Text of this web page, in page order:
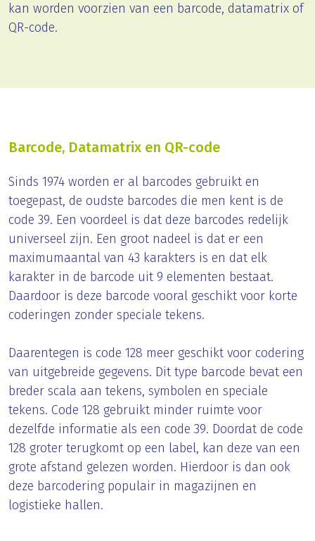
kan worden voorzien van een barcode, datamatrix of
QR-code.
Barcode, Datamatrix en QR-code
Sinds 1974 worden er al barcodes gebruikt en
toegepast, de oudste barcodes die men kent is de
code 39. Een voordeel is dat deze barcodes redelijk
universeel zijn. Een groot nadeel is dat er een
maximumaantal van 43 karakters is en dat elk
karakter in de barcode uit 9 elementen bestaat.
Daardoor is deze barcode vooral geschikt voor korte
coderingen zonder speciale tekens.
Daarentegen is code 128 meer geschikt voor codering
van uitgebreide gegevens. Dit type barcode bevat een
breder scala aan tekens, symbolen en speciale
tekens. Code 128 gebruikt minder ruimte voor
dezelfde informatie als een code 39. Doordat de code
128 groter terugkomt op een label, kan deze van een
grote afstand gelezen worden. Hierdoor is dan ook
deze barcodering populair in magazijnen en
logistieke hallen.